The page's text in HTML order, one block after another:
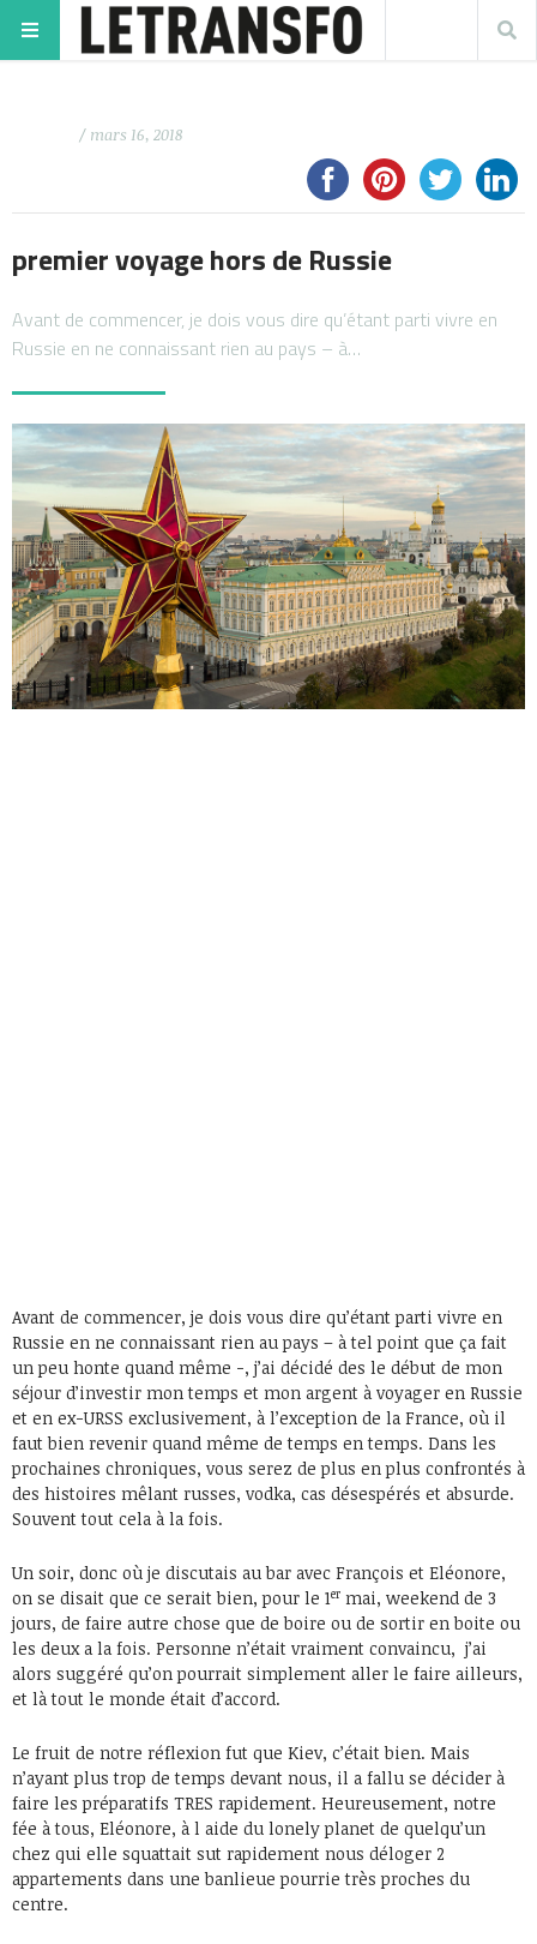
/ mars 16, 2018
premier voyage hors de Russie
Avant de commencer, je dois vous dire qu’étant parti vivre en
Russie en ne connaissant rien au pays – à…
Avant de commencer, je dois vous dire qu’étant parti vivre en
Russie en ne connaissant rien au pays – à tel point que ça fait
un peu honte quand même -, j’ai décidé des le début de mon
séjour d’investir mon temps et mon argent à voyager en Russie
et en ex-URSS exclusivement, à l’exception de la France, où il
faut bien revenir quand même de temps en temps. Dans les
prochaines chroniques, vous serez de plus en plus confrontés à
des histoires mêlant russes, vodka, cas désespérés et absurde.
Souvent tout cela à la fois.
Un soir, donc où je discutais au bar avec François et Eléonore,
on se disait que ce serait bien, pour le 1er mai, weekend de 3
jours, de faire autre chose que de boire ou de sortir en boite ou
les deux a la fois. Personne n’était vraiment convaincu, j’ai
alors suggéré qu’on pourrait simplement aller le faire ailleurs,
et là tout le monde était d’accord.
Le fruit de notre réflexion fut que Kiev, c’était bien. Mais
n’ayant plus trop de temps devant nous, il a fallu se décider à
faire les préparatifs TRES rapidement. Heureusement, notre
fée à tous, Eléonore, à l aide du lonely planet de quelqu’un
chez qui elle squattait sut rapidement nous déloger 2
appartements dans une banlieue pourrie très proches du
centre.